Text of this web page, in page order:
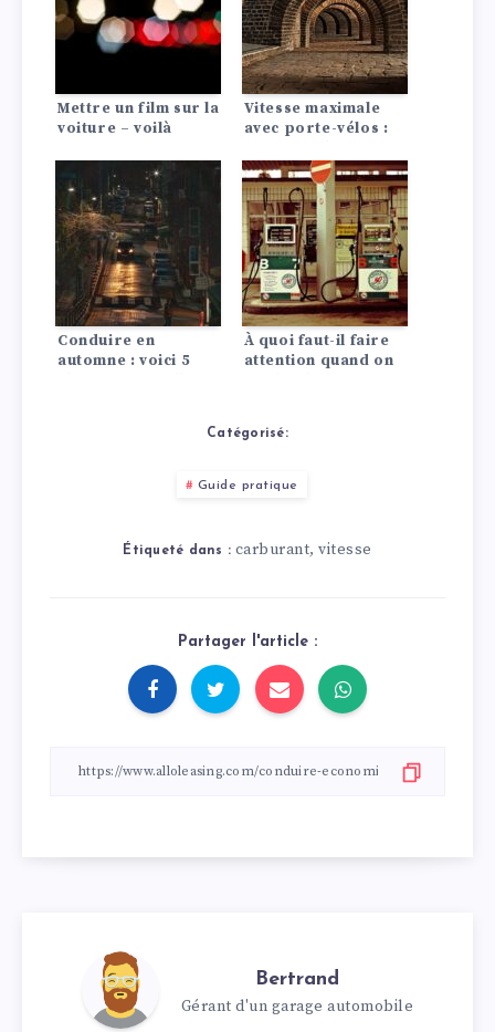
Mettre un film sur la
voiture – voilà
Vitesse maximale
avec porte-vélos :
!
Conduire en
automne : voici 5
À quoi faut-il faire
attention quand on
Catégorisé:
Guide pratique
Étiqueté dans : carburant,vitesse
Partager l'article :
Bertrand
Gérant d'un garage automobile